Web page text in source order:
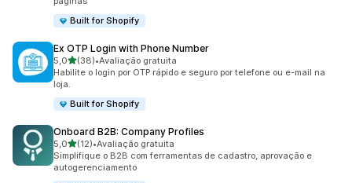
Built for Shopify
Ex OTP Login with Phone Number
5,0de 5 estrelas
(38)
38 avaliações ao todo
•Avaliação gratuita
Habilite o login por OTP rápido e seguro por telefone ou e-mail na
loja.
Built for Shopify
Onboard B2B: Company Profiles
5,0de 5 estrelas
(12)
12 avaliações ao todo
•Avaliação gratuita
Simplifique o B2B com ferramentas de cadastro, aprovação e
autogerenciamento